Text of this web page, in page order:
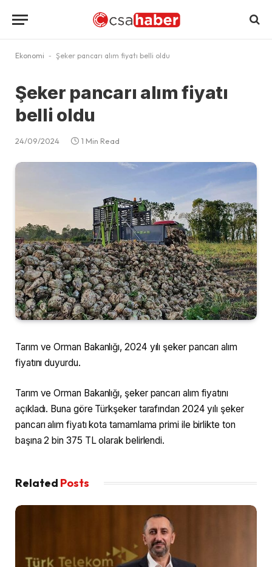
Ekonomi - Şeker pancarı alım fiyatı belli oldu
Şeker pancarı alım fiyatı
belli oldu
24/09/2024 1 Min Read
Tarım ve Orman Bakanlığı, 2024 yılı şeker pancarı alım
fiyatını duyurdu.
Tarım ve Orman Bakanlığı, şeker pancarı alım fiyatını
açıkladı. Buna göre Türkşeker tarafından 2024 yılı şeker
pancarı alım fiyatı kota tamamlama primi ile birlikte ton
başına 2 bin 375 TL olarak belirlendi.
Related Posts